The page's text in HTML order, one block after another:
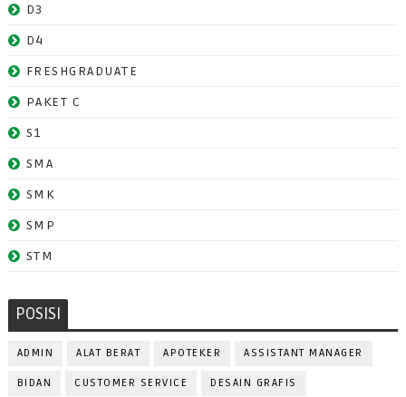
D3
D4
FRESHGRADUATE
PAKET C
S1
SMA
SMK
SMP
STM
POSISI
ADMIN ALAT BERAT APOTEKER ASSISTANT MANAGER
BIDAN CUSTOMER SERVICE DESAIN GRAFIS